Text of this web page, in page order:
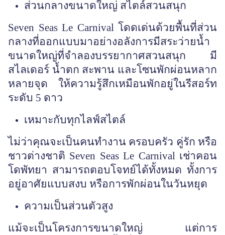
ส่วนกลางขนาดใหญ่ สไตล์สวนสนุก
Seven Seas Le Carnival โดดเด่นด้วยพื้นที่ส่วน
กลางที่ออกแบบมาอย่างอลังการมีสระว่ายน้ำ
ขนาดใหญ่ที่จำลองบรรยากาศสวนสนุก มี
สไลเดอร์ น้ำตก สะพาน และโซนพักผ่อนหลาก
หลายจุด ให้ความรู้สึกเหมือนพักอยู่ในรีสอร์ท
ระดับ 5 ดาว
เหมาะกับทุกไลฟ์สไตล์
ไม่ว่าคุณจะเป็นคนทำงาน ครอบครัว คู่รัก หรือ
ชาวต่างชาติ Seven Seas Le Carnival เช่าคอน
โดพัทยา สามารถตอบโจทย์ได้ทั้งหมด ทั้งการ
อยู่อาศัยแบบสงบ หรือการพักผ่อนในวันหยุด
ความเป็นส่วนตัวสูง
แม้จะเป็นโครงการขนาดใหญ่ แต่การ